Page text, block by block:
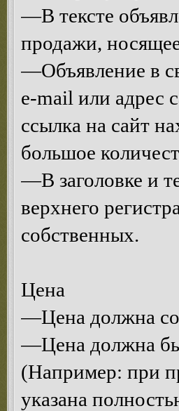
—В тексте
продажи,
—Объявление в
e-mail или адрес
ссылка на сайт
большое
—В заголовке и
верхнего
собственных.
Цена
—Цена должна
—Цена должна
(Например: при
указана